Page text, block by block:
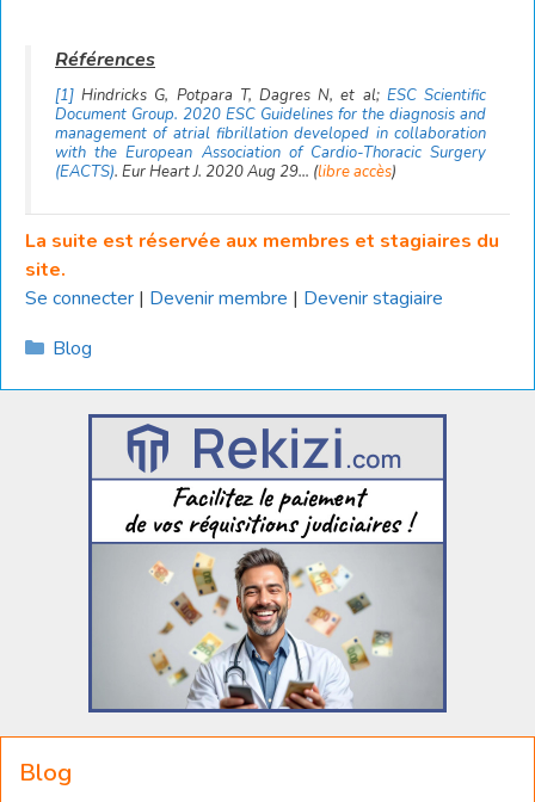
[1] Hindricks G, Potpara T, Dagres N, et al; ESC Scientific
Document Group. 2020 ESC Guidelines for the diagnosis and
management of atrial fibrillation developed in collaboration
with the European Association of Cardio-Thoracic Surgery
(EACTS). Eur Heart J. 2020 Aug 29… (libre accès)
La suite est réservée aux membres et stagiaires du
site.
Se connecter | Devenir membre | Devenir stagiaire
Catégories
Blog
Blog